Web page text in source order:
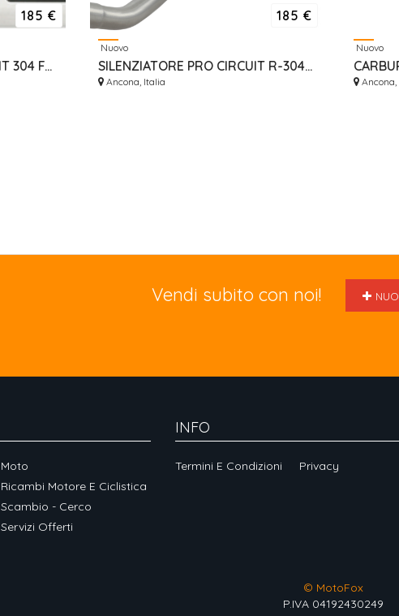
185 €
SILENZIATORE PRO CIRCUIT 304 FACTORY SOUND HONDA CR250R 1990
185 €
Nuovo
SILENZIATORE PRO CIRCUIT R-304 SHORTY KTM SX125 - SX150 ANNI 19/22
Ancona, Italia
Nuovo
Vendi subito con noi!
Moto
Ricambi Motore E Ciclistica
Scambio - Cerco
Servizi Offerti
INFO
Termini E Condizioni Privacy
© MotoFox
P.IVA 04192430249